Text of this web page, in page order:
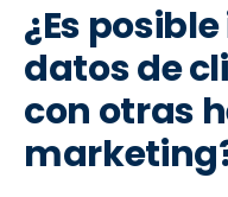
¿Es
datos de
con otras